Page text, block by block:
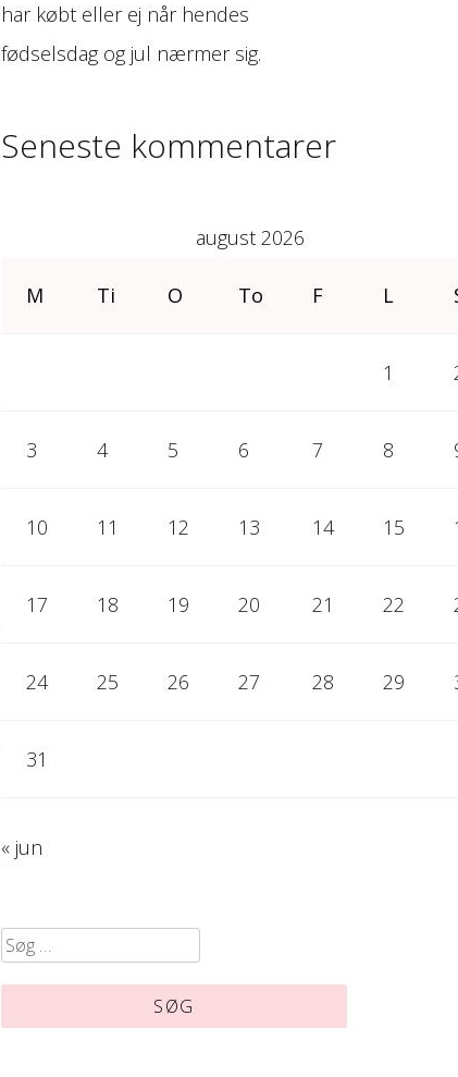
har købt eller ej når hendes
fødselsdag og jul nærmer sig.
Seneste kommentarer
august 2026
M Ti O To F L
1
3 4 5 6 7 8
10 11 12 13 14 15
17 18 19 20 21 22
24 25 26 27 28 29
31
« jun
Søg
efter: